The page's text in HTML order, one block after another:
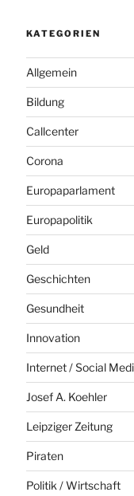
KATEGORIEN
Allgemein
Bildung
Callcenter
Corona
Europaparlament
Europapolitik
Geld
Geschichten
Gesundheit
Innovation
Internet / Social
Josef A. Koehler
Leipziger Zeitung
Piraten
Politik / Wirtschaft